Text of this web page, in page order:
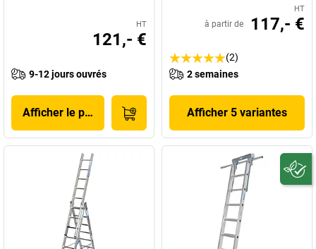
HT
121,- €
9-12 jours ouvrés
Afficher le produit
HT
à partir de 117,- €
(2)
2 semaines
Afficher 5 variantes